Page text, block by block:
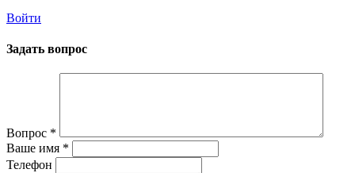
Войти
Задать вопрос
Вопрос *
Ваше имя *
Телефон